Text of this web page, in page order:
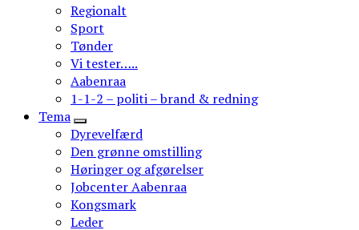
Regionalt
Sport
Tønder
Vi tester…..
Aabenraa
1-1-2 – politi – brand & redning
Tema
Dyrevelfærd
Den grønne omstilling
Høringer og afgørelser
Jobcenter Aabenraa
Kongsmark
Leder